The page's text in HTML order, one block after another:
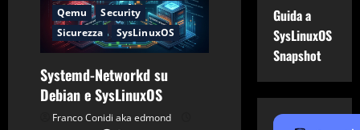
Qemu
Security
Sicurezza
SysLinuxOS
Systemd-Networkd su
Debian e SysLinuxOS
Franco Conidi aka edmond
Applicazioni
CentOS
Guida a
SysLinuxOS
Snapshot